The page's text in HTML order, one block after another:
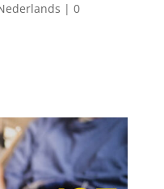
| 0